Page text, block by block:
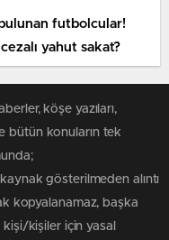
futbolcular!
yahut sakat?
köşe yazıları,
bütün konuların tek
gösterilmeden alıntı
kopyalanamaz, başka
kişi/kişiler için yasal